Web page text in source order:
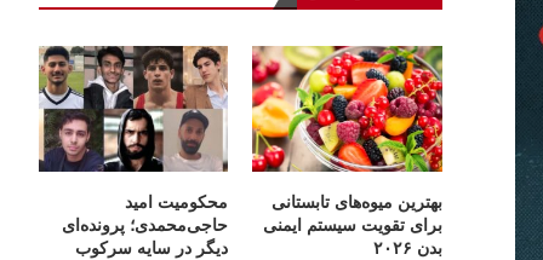
بهترین میوه‌های تابستانی
برای تقویت سیستم ایمنی
بدن ۲۰۲۶
محکومیت امید
حاجی‌محمدی؛ پرونده‌ای
دیگر در سایه سرکوب